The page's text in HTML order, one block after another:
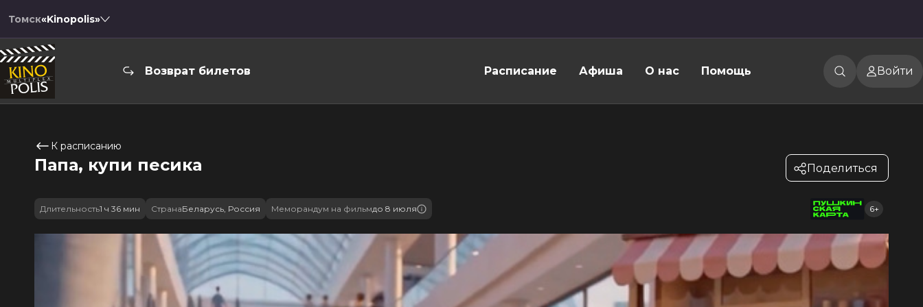
Томск«Kinopolis»
Возврат билетов Расписание Афиша О нас Помощь Войти
К расписанию
Папа, купи песика Поделиться
Длительность1 ч 36 мин СтранаБеларусь, Россия Меморандум на фильмдо 8 июля 6+